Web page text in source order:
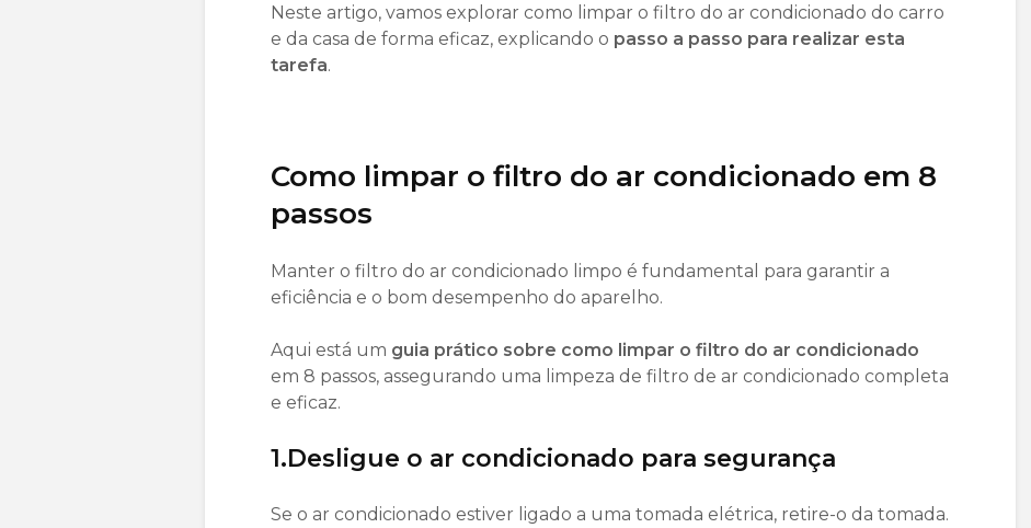
Neste artigo, vamos explorar como limpar o filtro do ar condicionado do carro
e da casa de forma eficaz, explicando o passo a passo para realizar esta
tarefa.
Como limpar o filtro do ar condicionado em 8
passos
Manter o filtro do ar condicionado limpo é fundamental para garantir a
eficiência e o bom desempenho do aparelho.
Aqui está um guia prático sobre como limpar o filtro do ar condicionado
em 8 passos, assegurando uma limpeza de filtro de ar condicionado completa
e eficaz.
1.Desligue o ar condicionado para segurança
Se o ar condicionado estiver ligado a uma tomada elétrica, retire-o da tomada.